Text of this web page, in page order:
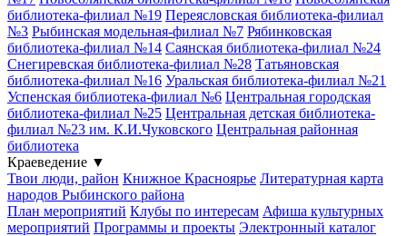
библиотека-филиал №19 Переясловская библиотека-филиал
№3 Рыбинская модельная-филиал №7 Рябинковская
библиотека-филиал №14 Саянская библиотека-филиал №24
Снегиревская библиотека-филиал №28 Татьяновская
библиотека-филиал №16 Уральская библиотека-филиал №21
Успенская библиотека-филиал №6 Центральная городская
библиотека-филиал №25 Центральная детская библиотека-
филиал №23 им. К.И.Чуковского Центральная районная
библиотека
Краеведение ▼
Твои люди, район Книжное Красноярье Литературная карта
народов Рыбинского района
План мероприятий Клубы по интересам Афиша культурных
мероприятий Программы и проекты Электронный каталог